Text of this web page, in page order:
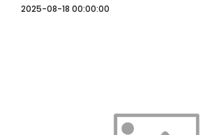
2025-08-18 00:00:00